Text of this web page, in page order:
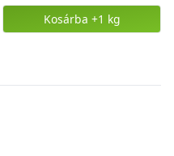
Kosárba +1 kg
,Grill padlizsán